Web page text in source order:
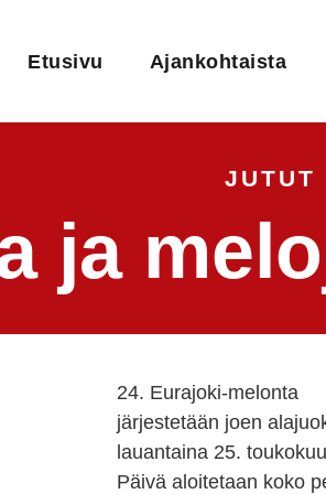
Etusivu Ajankohtaista
JUTUT
ja
24. Eurajoki-melonta
järjestetään joen
lauantaina 25.
Päivä aloitetaan koko